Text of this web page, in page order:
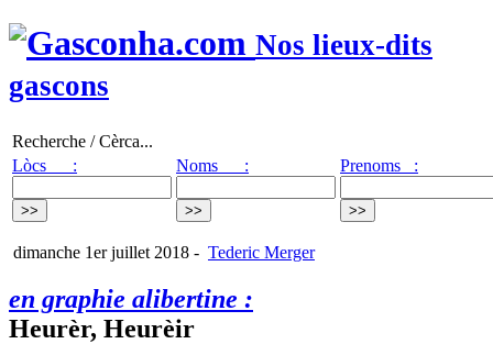
Nos lieux-dits
gascons
Recherche / Cèrca...
Lòcs :
Noms : Prenoms :
dimanche 1er juillet 2018 - Tederic Merger
en graphie alibertine :
Heurèr, Heurèir